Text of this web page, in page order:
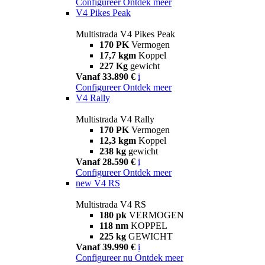
V4 Pikes Peak
Multistrada V4 Pikes Peak
170 PK Vermogen
17,7 kgm Koppel
227 Kg gewicht
Vanaf 33.890 € i
Configureer Ontdek meer
V4 Rally
Multistrada V4 Rally
170 PK Vermogen
12,3 kgm Koppel
238 kg gewicht
Vanaf 28.590 € i
Configureer Ontdek meer
new V4 RS
Multistrada V4 RS
180 pk VERMOGEN
118 nm KOPPEL
225 kg GEWICHT
Vanaf 39.990 € i
Configureer nu Ontdek meer